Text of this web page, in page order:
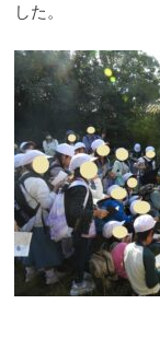
した。